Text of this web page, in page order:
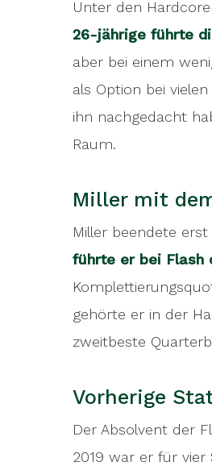
and in 2021 he
leader (2516
weekend. There,
percentage of
not one of the top
best quarterback
We wish Conor
Unter den
26-jährige führte
aber bei einem
als Option bei
ihn nachgedacht
Raum.
Miller mit
Miller beendete
führte er bei Flash
gehörte er in der
zweitbeste
Vorherige
Der Absolvent der
2019 war er für vier